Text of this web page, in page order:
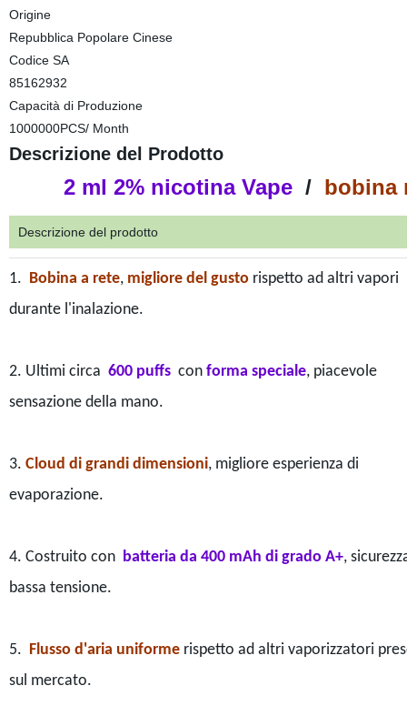
Origine
Repubblica Popolare Cinese
Codice SA
85162932
Capacità di Produzione
1000000PCS/ Month
Descrizione del Prodotto
2 ml 2% nicotina Vape / bobina
Descrizione del prodotto
1. Bobina a rete,migliore del gustorispetto ad altri vapori
durante l'inalazione.
2. Ultimi circa 600 puffs conforma speciale, piacevole
sensazione della mano.
3. Cloud di grandi dimensioni, migliore esperienza di
evaporazione.
4. Costruito con batteria da 400 mAh di grado A+,
bassa tensione.
5. Flusso d'aria uniformerispetto ad altri vaporizzatori
sul mercato.